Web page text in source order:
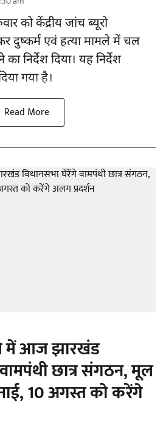
को केंद्रीय जांच ब्यूरो
दुष्कर्म एवं हत्या मामलेमें चल
निर्देश दिया। यह निर्देश
गया है।
Read More
में आज झारखंड
छात्र संगठन, मूल
10 अगस्त को करेंगे